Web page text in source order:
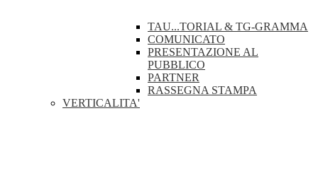
TAU...TORIAL & TG-GRAMMA
COMUNICATO
PRESENTAZIONE AL
PUBBLICO
PARTNER
RASSEGNA STAMPA
VERTICALITA'